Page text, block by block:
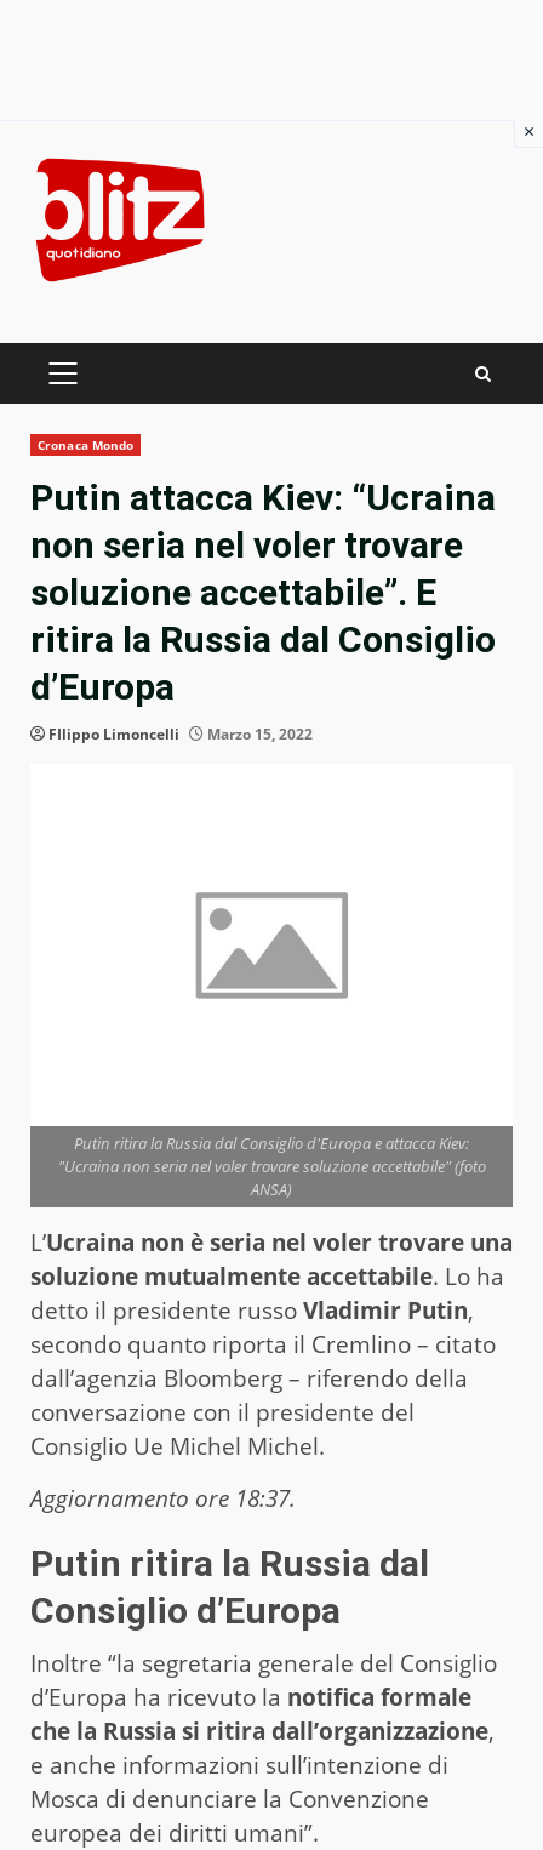
content
PRIMARY
Cronaca Mondo
Putin attacca Kiev: “Ucraina
non seria nel voler trovare
soluzione accettabile”. E
ritira la Russia dal Consiglio
d’Europa
FIlippo Limoncelli Marzo 15, 2022
Putin ritira la Russia dal Consiglio d'Europa e attacca Kiev:
"Ucraina non seria nel voler trovare soluzione accettabile" (foto
ANSA)
L’Ucraina non è seria nel voler trovare una
soluzione mutualmente accettabile. Lo ha
detto il presidente russoVladimir Putin,
secondo quanto riporta il Cremlino – citato
dall’agenzia Bloomberg – riferendo della
conversazione con il presidente del
Consiglio Ue Michel Michel.
Aggiornamento ore 18:37.
Putin ritira la Russia dal
Consiglio d’Europa
Inoltre “la segretaria generale del Consiglio
d’Europa ha ricevuto la notifica formale
che la Russia si ritira dall’organizzazione,
e anche informazioni sull’intenzione di
Mosca di denunciare la Convenzione
europea dei diritti umani”.
×